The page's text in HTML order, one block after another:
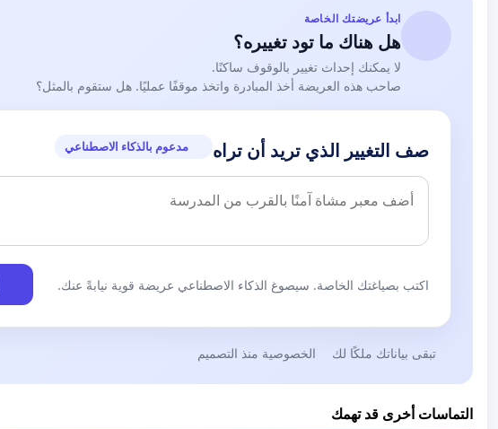
ابدأ عريضتك الخاصة
هل هناك ما تود تغييره؟
لا يمكنك إحداث تغيير بالوقوف ساكنًا.
صاحب هذه العريضة أخذ المبادرة واتخذ موقفًا عمليًا. هل ستقوم بالمثل؟
صف التغيير الذي تريد أن تراه مدعوم بالذكاء الاصطناعي
اكتب بصياغتك الخاصة. سيصوغ الذكاء الاصطناعي عريضة قوية نيابةً عنك.
تبقى بياناتك ملكًا لك الخصوصية منذ التصميم
التماسات أخرى قد تهمك